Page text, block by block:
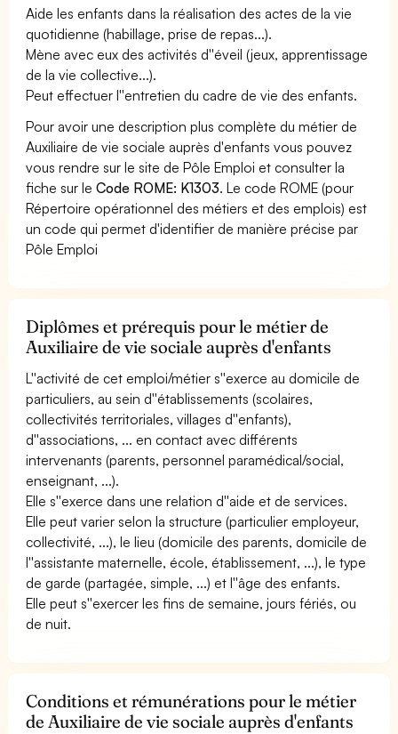
Aide les enfants dans la réalisation des actes de la vie
quotidienne (habillage, prise de repas...).
Mène avec eux des activités d''éveil (jeux, apprentissage
de la vie collective...).
Peut effectuer l''entretien du cadre de vie des enfants.
Pour avoir une description plus complète du métier de
Auxiliaire de vie sociale auprès d'enfants vous pouvez
vous rendre sur le site de Pôle Emploi et consulter la
fiche sur leCode ROME: K1303. Le code ROME (pour
Répertoire opérationnel des métiers et des emplois) est
un code qui permet d'identifier de manière précise par
Pôle Emploi
Diplômes et prérequis pour le métier de
Auxiliaire de vie sociale auprès d'enfants
L''activité de cet emploi/métier s''exerce au domicile de
particuliers, au sein d''établissements (scolaires,
collectivités territoriales, villages d''enfants),
d''associations, ... en contact avec différents
intervenants (parents, personnel paramédical/social,
enseignant, ...).
Elle s''exerce dans une relation d''aide et de services.
Elle peut varier selon la structure (particulier employeur,
collectivité, ...), le lieu (domicile des parents, domicile de
l''assistante maternelle, école, établissement, ...), le type
de garde (partagée, simple, ...) et l''âge des enfants.
Elle peut s''exercer les fins de semaine, jours fériés, ou
de nuit.
Conditions et rémunérations pour le métier
de Auxiliaire de vie sociale auprès d'enfants